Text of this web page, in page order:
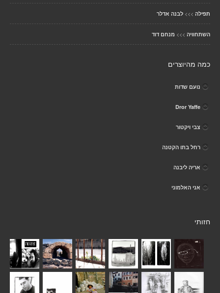
תפילה >>> לבנה אדלר
השתחוויה >>> מנחם דוד
כמה מהיוצרים
נועם שדות
Dror Yaffe
צבי ויקטור
רחל בתו הקטנה
אריה ליבנה
אני האלמוני
חזותי